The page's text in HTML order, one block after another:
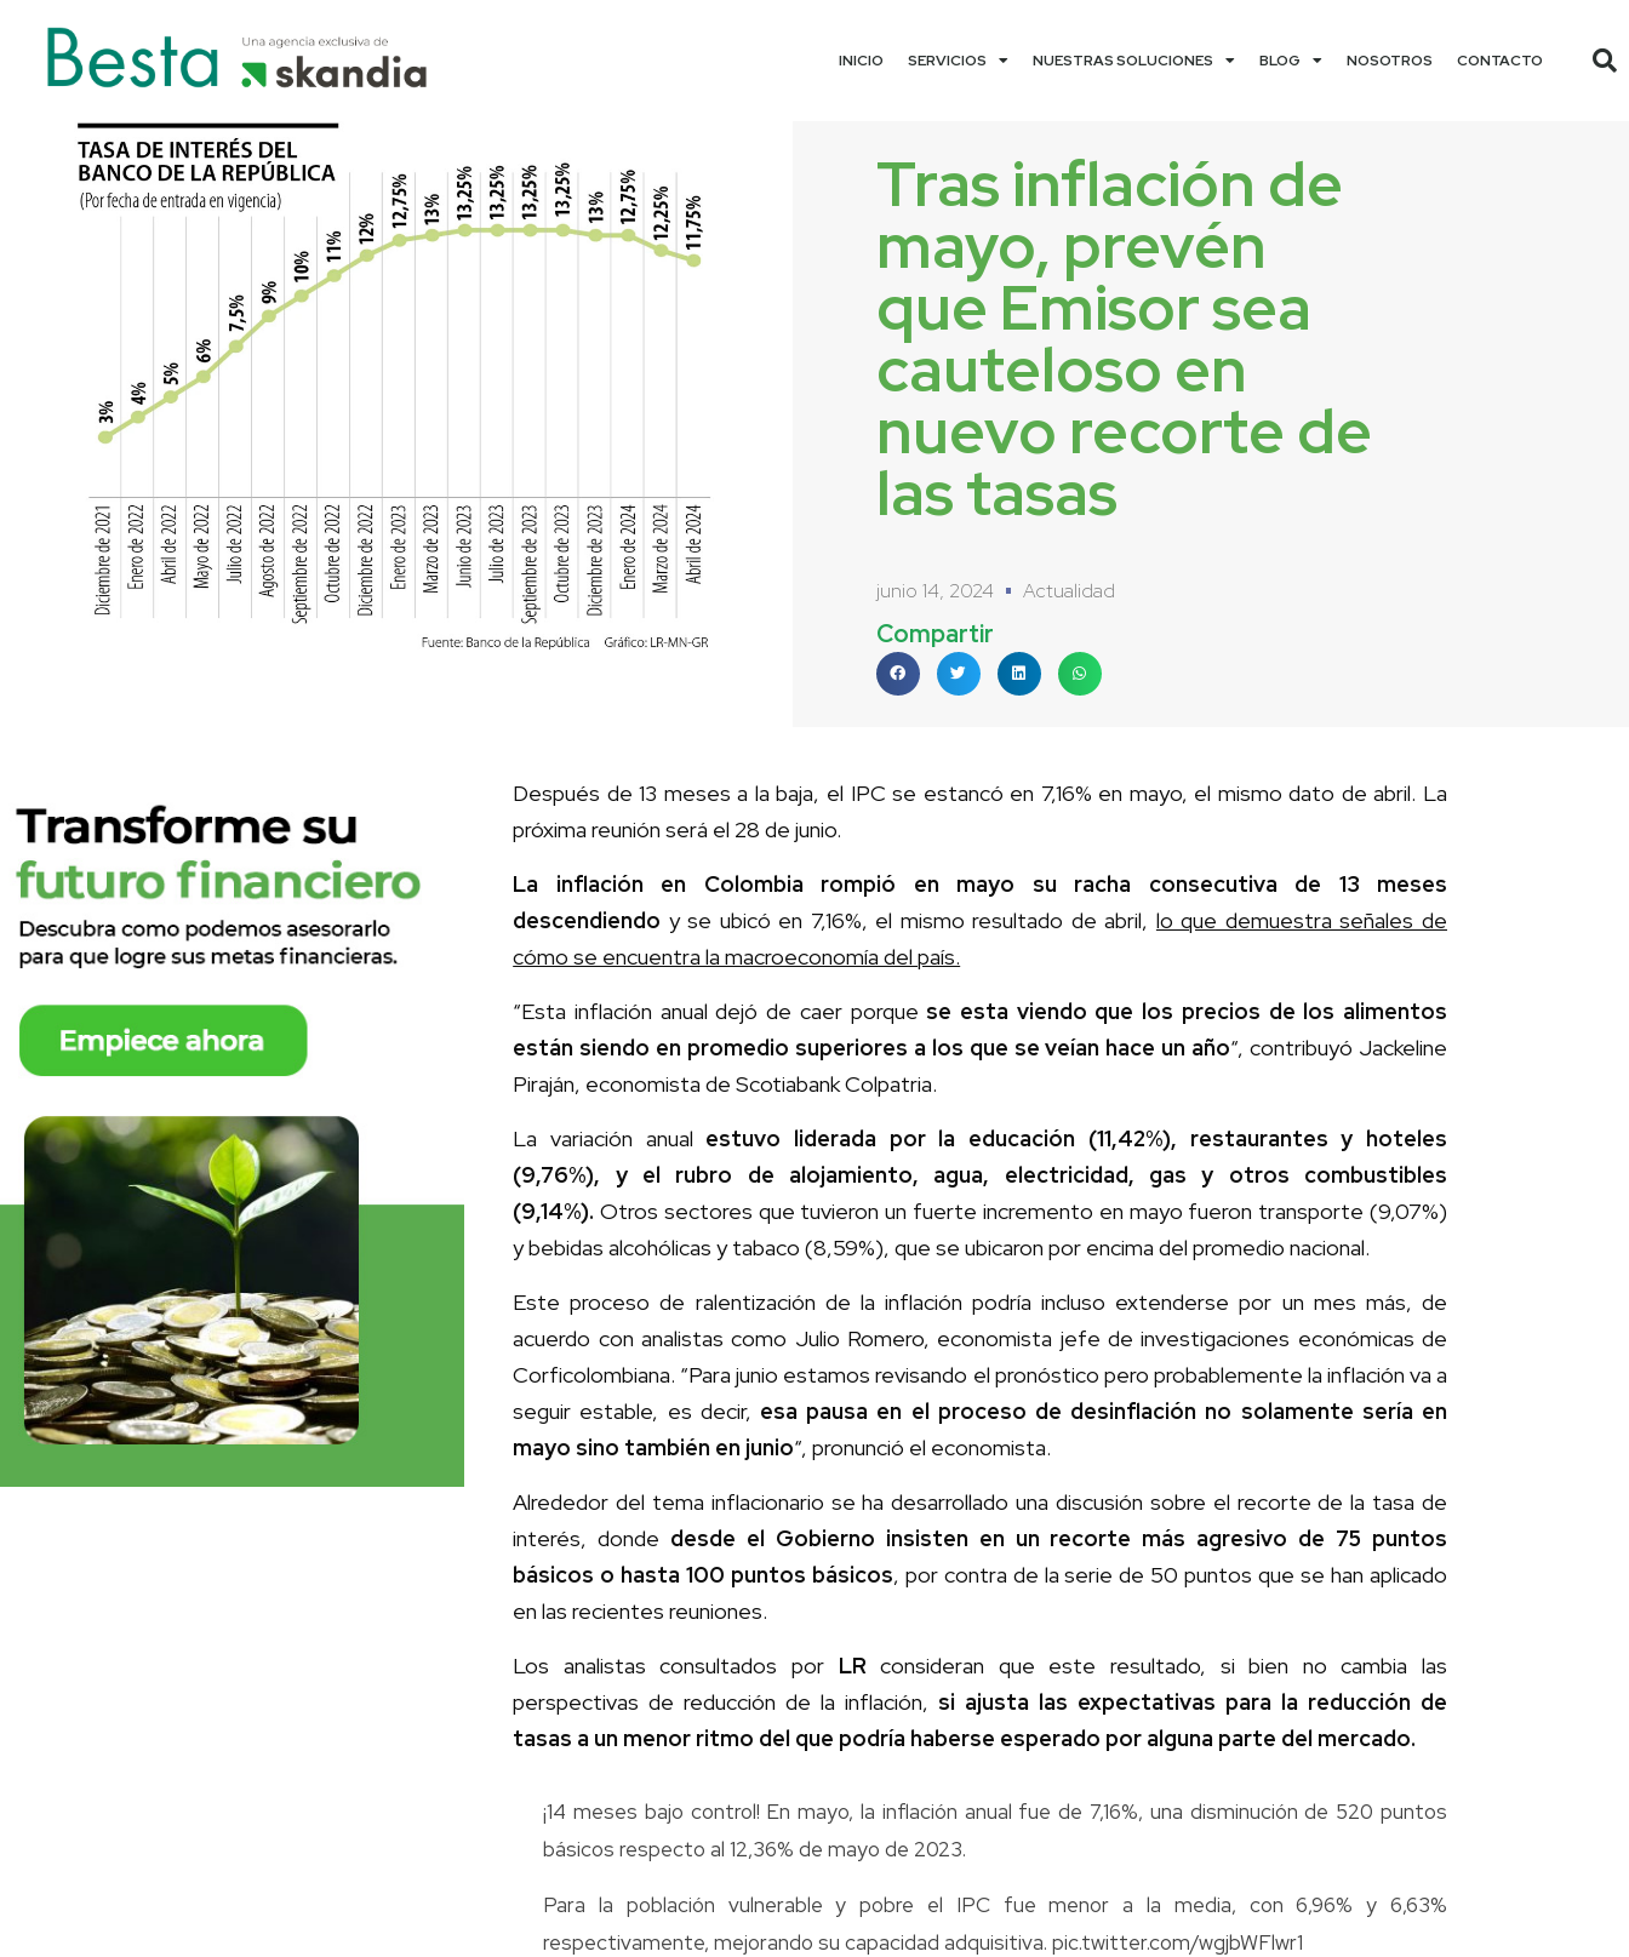
INICIO SERVICIOS NUESTRAS SOLUCIONES BLOG NOSOTROS CONTACTO
Tras inflación de
mayo, prevén
que Emisor sea
cauteloso en
nuevo recorte de
las tasas
junio 14, 2024 Actualidad
Compartir
Después de 13 meses a la baja, el IPC se estancó en 7,16% en mayo, el mismo dato de abril. La
próxima reunión será el 28 de junio.
La inflación en Colombia rompió en mayo su racha consecutiva de 13 meses
descendiendo y se ubicó en 7,16%, el mismo resultado de abril, lo que demuestra señales de
cómo se encuentra la macroeconomía del país.
“Esta inflación anual dejó de caer porque se esta viendo que los precios de los alimentos
están siendo en promedio superiores a los que se veían hace un año“, contribuyó Jackeline
Piraján, economista de Scotiabank Colpatria.
La variación anual estuvo liderada por la educación (11,42%), restaurantes y hoteles
(9,76%), y el rubro de alojamiento, agua, electricidad, gas y otros combustibles
(9,14%).Otros sectores que tuvieron un fuerte incremento en mayo fueron transporte (9,07%)
y bebidas alcohólicas y tabaco (8,59%), que se ubicaron por encima del promedio nacional.
Este proceso de ralentización de la inflación podría incluso extenderse por un mes más, de
acuerdo con analistas como Julio Romero, economista jefe de investigaciones económicas de
Corficolombiana. “Para junio estamos revisando el pronóstico pero probablemente la inflación va a
seguir estable, es decir, esa pausa en el proceso de desinflación no solamente sería en
mayo sino también en junio“, pronunció el economista.
Alrededor del tema inflacionario se ha desarrollado una discusión sobre el recorte de la tasa de
interés, donde desde el Gobierno insisten en un recorte más agresivo de 75 puntos
básicos o hasta 100 puntos básicos, por contra de la serie de 50 puntos que se han aplicado
en las recientes reuniones.
Los analistas consultados por LRconsideran que este resultado, si bien no cambia las
perspectivas de reducción de la inflación, si ajusta las expectativas para la reducción de
tasas a un menor ritmo del que podría haberse esperado por alguna parte del mercado.
¡14 meses bajo control! En mayo, la inflación anual fue de 7,16%, una disminución de 520 puntos
básicos respecto al 12,36% de mayo de 2023.
Para la población vulnerable y pobre el IPC fue menor a la media, con 6,96% y 6,63%
respectivamente, mejorando su capacidad adquisitiva.pic.twitter.com/wgjbWFlwr1